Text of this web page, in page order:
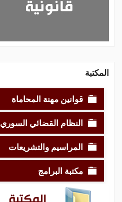
المكتبة
قوانين مهنة المحاماة
النظام القضائي السوري
المراسيم والتشريعات
مكتبة البرامج